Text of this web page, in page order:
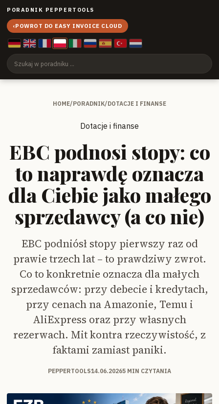
PORADNIK PEPPERTOOLS
‹POWROT DO EASY INVOICE CLOUD
HOME/PORADNIK/DOTACJE I FINANSE
Dotacje i finanse
EBC podnosi stopy: co
to naprawdę oznacza
dla Ciebie jako małego
sprzedawcy (a co nie)
EBC podniósł stopy pierwszy raz od
prawie trzech lat – to prawdziwy zwrot.
Co to konkretnie oznacza dla małych
sprzedawców: przy debecie i kredytach,
przy cenach na Amazonie, Temu i
AliExpress oraz przy własnych
rezerwach. Mit kontra rzeczywistość, z
faktami zamiast paniki.
PEPPERTOOLS14.06.20265 MIN CZYTANIA